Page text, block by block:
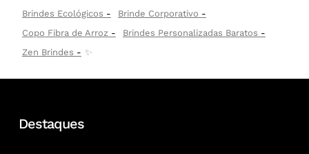
Brindes Ecológicos
Brinde Corporativo
Copo Fibra de Arroz
Brindes Personalizadas Baratos
Zen Brindes
✨
Destaques